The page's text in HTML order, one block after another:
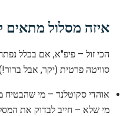
איזה מסלול מתאים
הכי זול – פיפ"א, אם בכלל
סוויטה פרטית (יקר, אבל
אוהדי סקוטלנד – מי שהבטיח
מי שלא – חייב לבדוק את